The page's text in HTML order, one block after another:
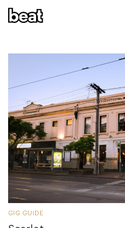
GIG GUIDE